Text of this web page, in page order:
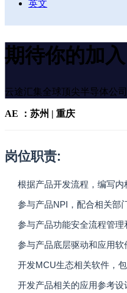
英文
期待你的加入
云途汇集全球顶尖半导体公
AE ：苏州 | 重庆
岗位职责:
根据产品开发流程，编写
参与产品NPI，配合相关部
参与产品功能安全流程管理
参与产品底层驱动和应用软
开发MCU生态相关软件，
开发产品相关的应用参考设